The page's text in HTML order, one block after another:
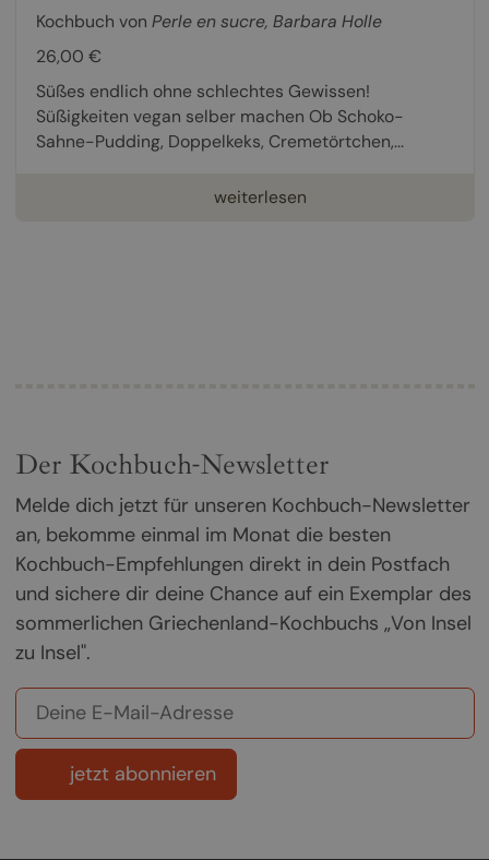
Kochbuch von Perle en sucre, Barbara Holle
26,00 €
Süßes endlich ohne schlechtes Gewissen!
Süßigkeiten vegan selber machen Ob Schoko-
Sahne-Pudding, Doppelkeks, Cremetörtchen,...
weiterlesen
Der Kochbuch-Newsletter
Melde dich jetzt für unseren Kochbuch-Newsletter
an, bekomme einmal im Monat die besten
Kochbuch-Empfehlungen direkt in dein Postfach
und sichere dir deine Chance auf ein Exemplar des
sommerlichen Griechenland-Kochbuchs „Von Insel
zu Insel".
jetzt abonnieren